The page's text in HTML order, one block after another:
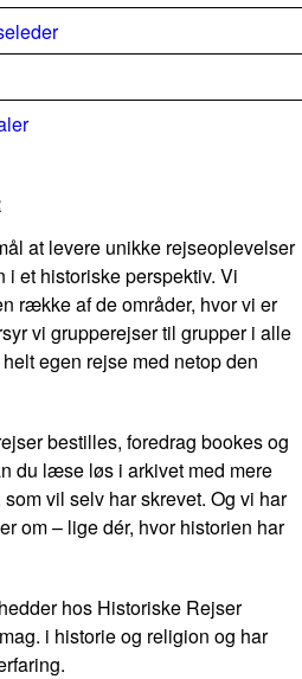
at levere unikke rejseoplevelser
et historiske perspektiv. Vi
række af de områder, hvor vi er
vi grupperejser til grupper i alle
egen rejse med netop den
bestilles, foredrag bookes og
du læse løs i arkivet med mere
vil selv har skrevet. Og vi har
om – lige dér, hvor historien har
hos Historiske Rejser
i historie og religion og har